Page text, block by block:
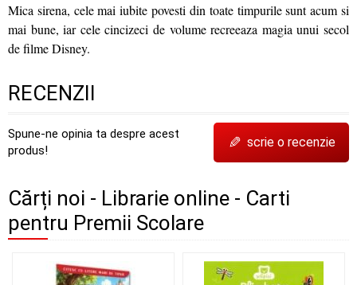
Mica sirena, cele mai iubite povesti din toate timpurile sunt acum si
mai bune, iar cele cincizeci de volume recreeaza magia unui secol
de filme Disney.
RECENZII
Spune-ne opinia ta despre acest
produs!
✎ scrie o recenzie
Cărți noi - Librarie online - Carti
pentru Premii Scolare